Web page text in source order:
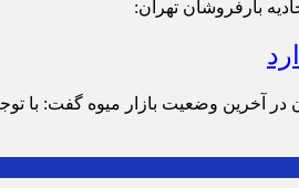
بارفروشان تهران:
در آخرین وضعیت بازار میوه گفت: با